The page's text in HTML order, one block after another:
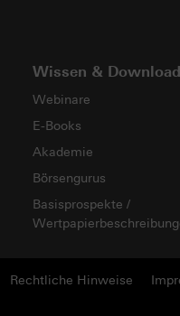
Wissen &
Webinare
E-Books
Akademie
Börsengurus
Basisprospekte /
Rechtliche Hinweise